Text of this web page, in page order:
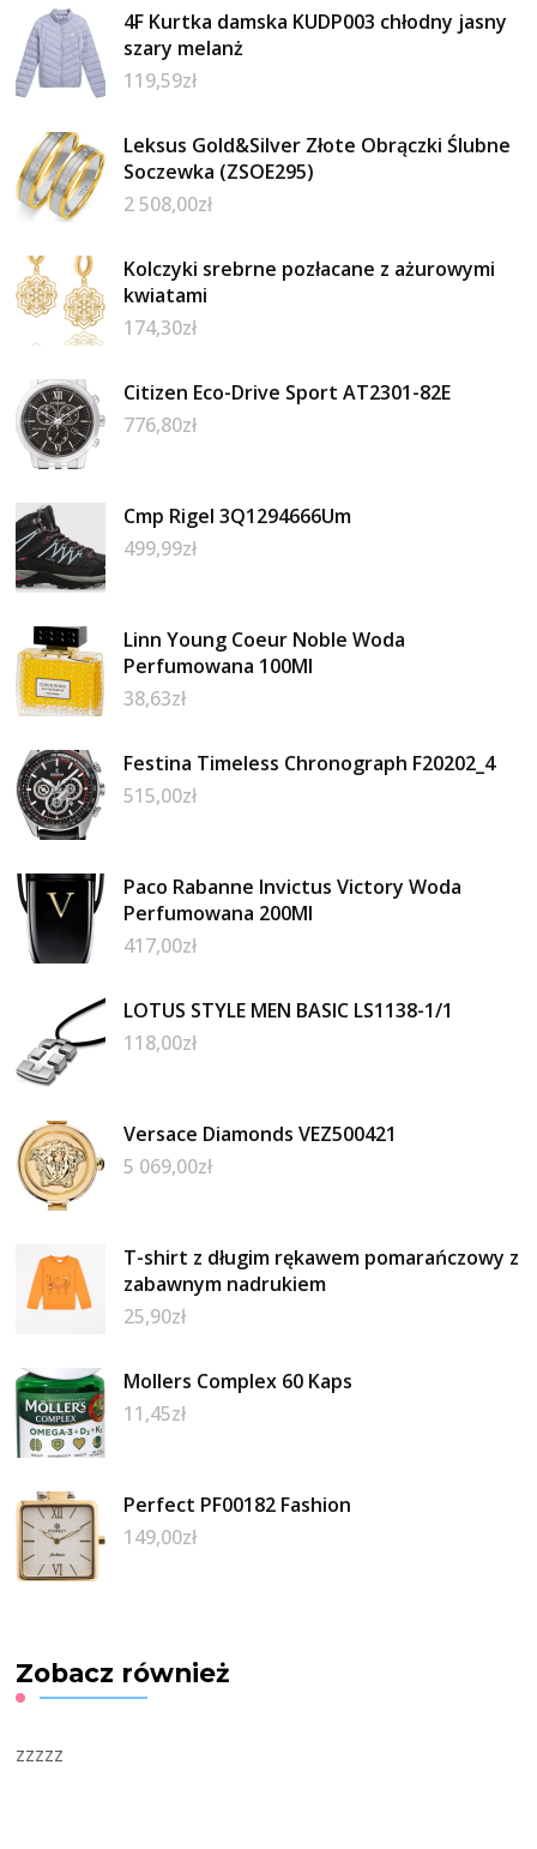
4F Kurtka damska KUDP003 chłodny jasny
szary melanż
119,59zł
Leksus Gold&Silver Złote Obrączki Ślubne
Soczewka (ZSOE295)
2 508,00zł
Kolczyki srebrne pozłacane z ażurowymi
kwiatami
174,30zł
Citizen Eco-Drive Sport AT2301-82E
776,80zł
Cmp Rigel 3Q1294666Um
499,99zł
Linn Young Coeur Noble Woda
Perfumowana 100Ml
38,63zł
Festina Timeless Chronograph F20202_4
515,00zł
Paco Rabanne Invictus Victory Woda
Perfumowana 200Ml
417,00zł
LOTUS STYLE MEN BASIC LS1138-1/1
118,00zł
Versace Diamonds VEZ500421
5 069,00zł
T-shirt z długim rękawem pomarańczowy z
zabawnym nadrukiem
25,90zł
Mollers Complex 60 Kaps
11,45zł
Perfect PF00182 Fashion
149,00zł
Zobacz również
zzzzz